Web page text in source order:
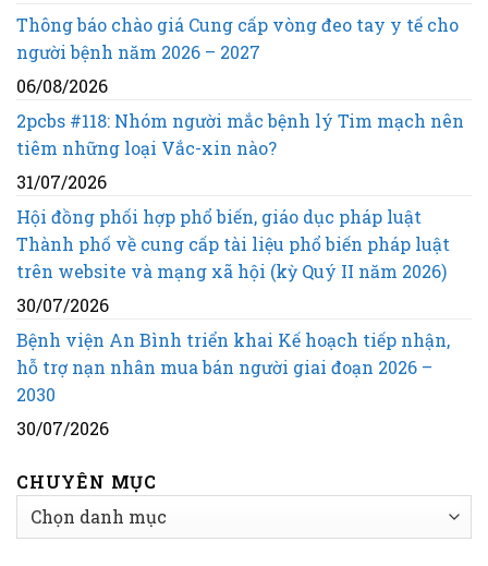
Thông báo chào giá Cung cấp vòng đeo tay y tế cho
người bệnh năm 2026 – 2027
06/08/2026
2pcbs #118: Nhóm người mắc bệnh lý Tim mạch nên
tiêm những loại Vắc-xin nào?
31/07/2026
Hội đồng phối hợp phổ biến, giáo dục pháp luật
Thành phố về cung cấp tài liệu phổ biến pháp luật
trên website và mạng xã hội (kỳ Quý II năm 2026)
30/07/2026
Bệnh viện An Bình triển khai Kế hoạch tiếp nhận,
hỗ trợ nạn nhân mua bán người giai đoạn 2026 –
2030
30/07/2026
CHUYÊN MỤC
CHUYÊN